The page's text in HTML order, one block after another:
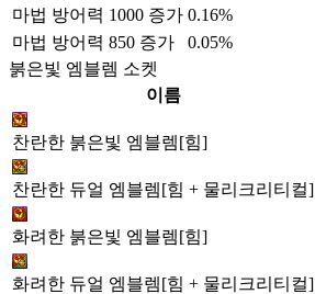
마법 방어력 1000 증가 0.16%
마법 방어력 850 증가
0.05%
붉은빛 엠블렘 소켓
이름
찬란한 붉은빛 엠블렘[힘]
찬란한 듀얼 엠블렘[힘 + 물리크리티컬]
화려한 붉은빛 엠블렘[힘]
화려한 듀얼 엠블렘[힘 + 물리크리티컬]